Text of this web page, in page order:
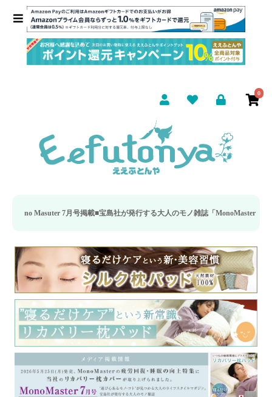
0
7月号掲載■ 宝島社が発行する大人のモノ雑誌「MonoMaster（モノマスタ